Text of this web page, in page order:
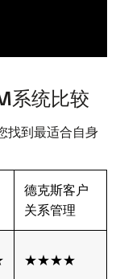
系统比较
找到最适合自身
德克斯客户
关系管理
★★★★